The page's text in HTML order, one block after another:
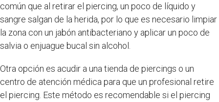
común que al retirar el piercing, un poco de líquido y
sangre salgan de la herida, por lo que es necesario limpiar
la zona con un jabón antibacteriano y aplicar un poco de
salvia o enjuague bucal sin alcohol.
Otra opción es acudir a una tienda de piercings o un
centro de atención médica para que un profesional retire
el piercing. Este método es recomendable si el piercing